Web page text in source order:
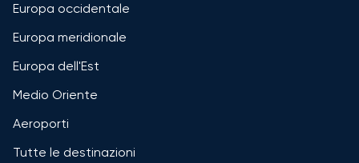
Europa occidentale
Europa meridionale
Europa dell'Est
Medio Oriente
Aeroporti
Tutte le destinazioni